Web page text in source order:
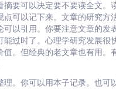
摘要可以决定要不要读全文。
点可以记下来。文章的研究方
可以引用。你要注意文章的发
能过时了。心理学研究发展很
值。但经典的老文章也有用。
理。你可以用本子记录。也可